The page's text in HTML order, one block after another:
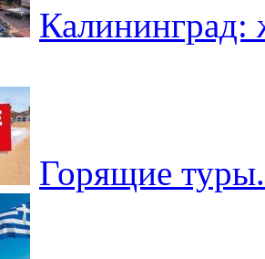
Калининград:
Горящие